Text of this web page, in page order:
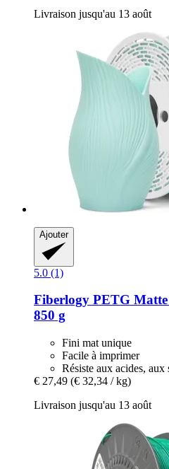
Livraison jusqu'au 13 août
Ajouter
5.0 (1)
Fiberlogy PETG
850 g
Fini mat unique
Facile à imprimer
Résiste aux acides, aux
€ 27,49 (€ 32,34 / kg)
Livraison jusqu'au 13 août